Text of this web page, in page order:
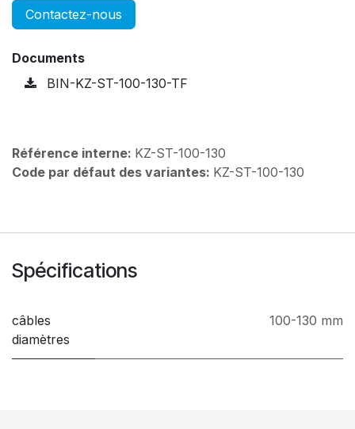
Contactez-nous
Documents
BIN-KZ-ST-100-130-TF
Référence interne: KZ-ST-100-130
Code par défaut des variantes: KZ-ST-100-130
Spécifications
câbles
diamètres
100-130 mm